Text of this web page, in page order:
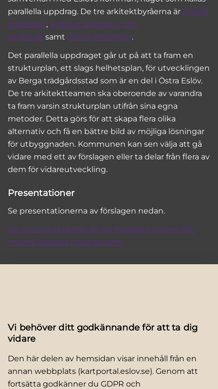
parallella uppdrag. De tre arkitektbyråerna är FOJAB
arkitekter, Sydväst arkitektur och
landskap samt White arkitekter.
Det parallella uppdraget går ut på att ta fram en
strukturplan, ett slags helhetsplan, för utvecklingen
av Berga trädgårdsstad som är en del i Östra Eslöv.
De tre arkitektteamen ska oberoende av varandra
ta fram varsin strukturplan utifrån sina egna
metoder. Detta görs för att skapa flera olika
alternativ och få en bättre bild av möjliga lösningar
för utbyggnaden. Kommunen kan sen välja att gå
vidare med ett av förslagen eller ta delar från flera av
dem för vidareutveckling.
Presentationer
Se presentationerna av förslagen nedan.
Du kan också jämför de tre förslagen i större 3D-
modell (öppnas i nytt fönster)
Vi behöver ditt godkännande för att ta dig
vidare
Den här delen av hemsidan visar innehåll från en
annan webbplats (kartportal.eslov.se). Genom att
fortsätta godkänner du GDPR och